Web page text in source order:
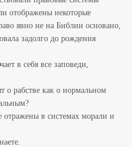
отображены некоторые
явно не на Библии основано,
задолго до рождения
в себя все заповеди,
о рабстве как о нормальном
отражены в системах морали и